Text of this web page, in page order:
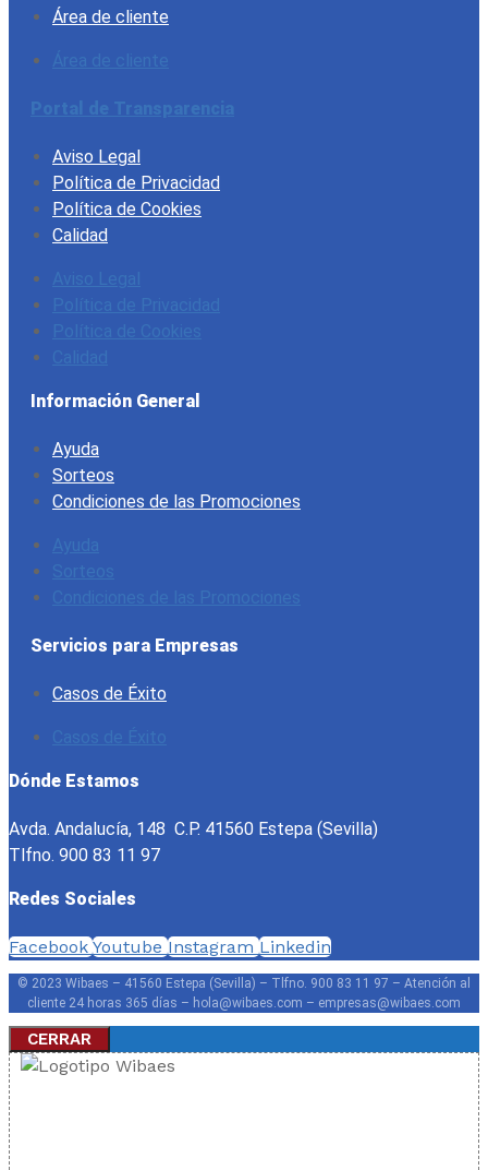
Área de cliente
Área de cliente
Portal de Transparencia
Aviso Legal
Política de Privacidad
Política de Cookies
Calidad
Aviso Legal
Política de Privacidad
Política de Cookies
Calidad
Información General
Ayuda
Sorteos
Condiciones de las Promociones
Ayuda
Sorteos
Condiciones de las Promociones
Servicios para Empresas
Casos de Éxito
Casos de Éxito
Dónde Estamos
Avda. Andalucía, 148 C.P. 41560 Estepa (Sevilla)
Tlfno. 900 83 11 97
Redes Sociales
Facebook Youtube Instagram Linkedin
© 2023 Wibaes – 41560 Estepa (Sevilla) – Tlfno. 900 83 11 97 – Atención al
cliente 24 horas 365 días – hola@wibaes.com – empresas@wibaes.com
CERRAR